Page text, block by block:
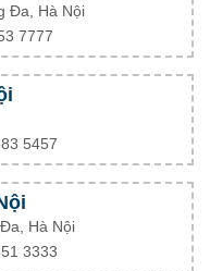
Đa, Hà Nội
7777
5457
Hà Nội
3333